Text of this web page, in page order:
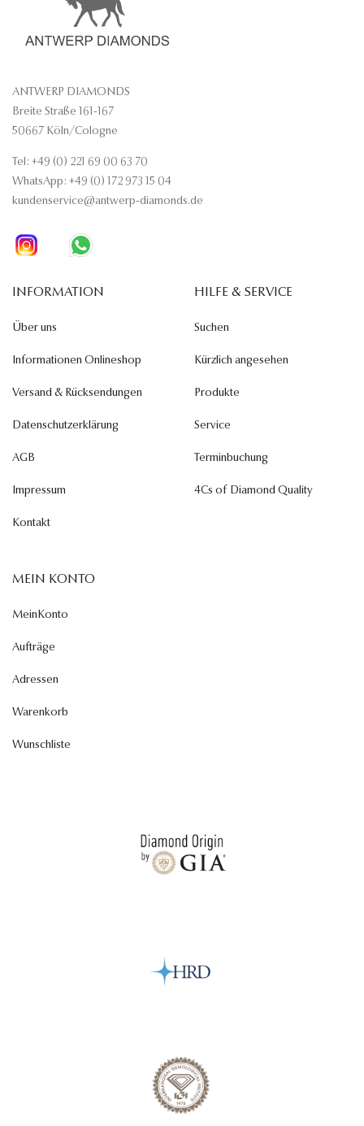
ANTWERP DIAMONDS
Breite Straße 161-167
50667 Köln/Cologne
Tel: +49 (0) 221 69 00 63 70
WhatsApp: +49 (0) 172 973 15 04
kundenservice@antwerp-diamonds.de
INFORMATION
Über uns
Informationen Onlineshop
Versand & Rücksendungen
Datenschutzerklärung
AGB
Impressum
Kontakt
HILFE & SERVICE
Suchen
Kürzlich angesehen
Produkte
Service
Terminbuchung
4Cs of Diamond Quality
MEIN KONTO
MeinKonto
Aufträge
Adressen
Warenkorb
Wunschliste